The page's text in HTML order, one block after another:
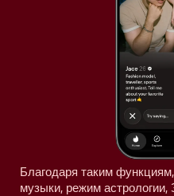
Благодаря таким
музыки, режим астрологии,